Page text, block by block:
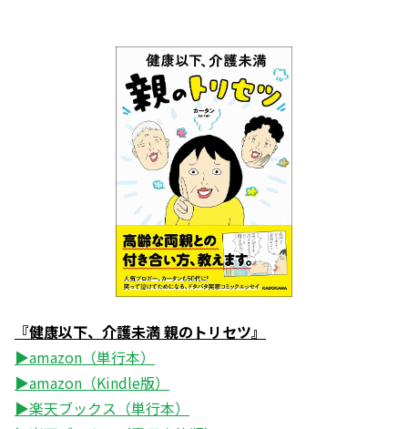
『健康以下、介護未満 親のトリセツ』
▶amazon（単行本）
▶amazon（Kindle版）
▶楽天ブックス（単行本）